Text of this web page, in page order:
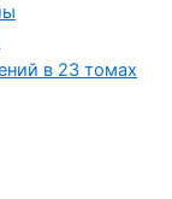
в 23 томах